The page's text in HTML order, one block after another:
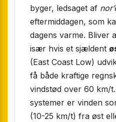
byger, ledsaget af
eftermiddagen, som
dagens varme. Bliver
især hvis et sjældent
(East Coast Low)
få både kraftige
vindstød over 60 km/
systemer er vinden
(10-25 km/t) fra øst